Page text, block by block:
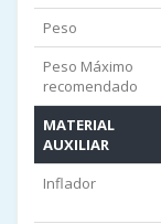
Peso
Peso Máximo
recomendado
MATERIAL
AUXILIAR
Inflador